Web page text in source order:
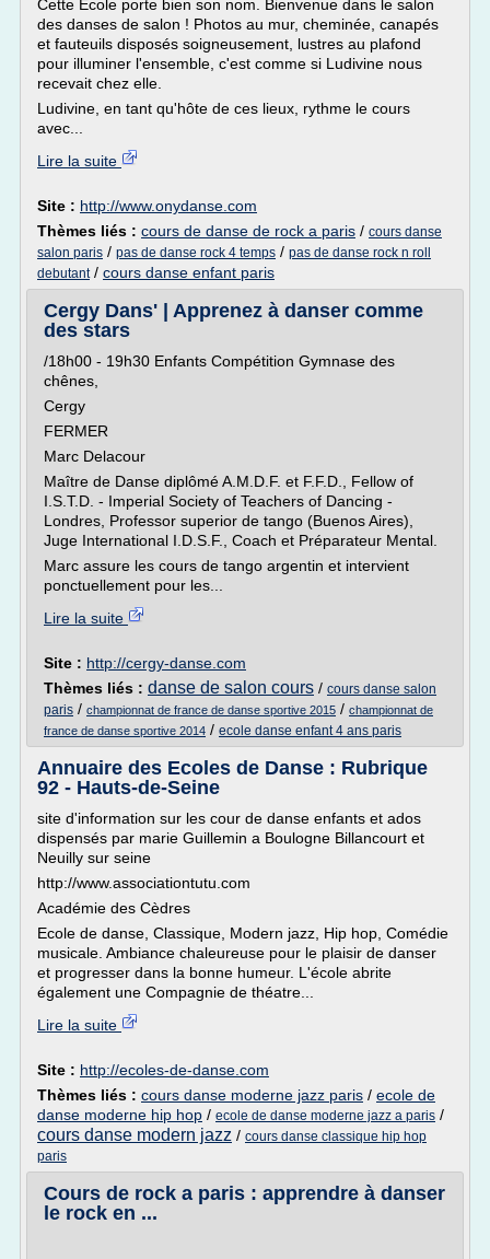
Cette Ecole porte bien son nom. Bienvenue dans le salon
des danses de salon ! Photos au mur, cheminée, canapés
et fauteuils disposés soigneusement, lustres au plafond
pour illuminer l'ensemble, c'est comme si Ludivine nous
recevait chez elle.
Ludivine, en tant qu'hôte de ces lieux, rythme le cours
avec...
Lire la suite
Site : http://www.onydanse.com
Thèmes liés : cours de danse de rock a paris / cours danse
salon paris / pas de danse rock 4 temps / pas de danse rock n roll
debutant/ cours danse enfant paris
Cergy Dans' | Apprenez à danser comme
des stars
/18h00 - 19h30 Enfants Compétition Gymnase des
chênes,
Cergy
FERMER
Marc Delacour
Maître de Danse diplômé A.M.D.F. et F.F.D., Fellow of
I.S.T.D. - Imperial Society of Teachers of Dancing -
Londres, Professor superior de tango (Buenos Aires),
Juge International I.D.S.F., Coach et Préparateur Mental.
Marc assure les cours de tango argentin et intervient
ponctuellement pour les...
Lire la suite
Site : http://cergy-danse.com
Thèmes liés : danse de salon cours / cours danse salon
paris / championnat de france de danse sportive 2015 / championnat de
france de danse sportive 2014 / ecole danse enfant 4 ans paris
Annuaire des Ecoles de Danse : Rubrique
92 - Hauts-de-Seine
site d'information sur les cour de danse enfants et ados
dispensés par marie Guillemin a Boulogne Billancourt et
Neuilly sur seine
http://www.associationtutu.com
Académie des Cèdres
Ecole de danse, Classique, Modern jazz, Hip hop, Comédie
musicale. Ambiance chaleureuse pour le plaisir de danser
et progresser dans la bonne humeur. L'école abrite
également une Compagnie de théatre...
Lire la suite
Site : http://ecoles-de-danse.com
Thèmes liés : cours danse moderne jazz paris / ecole de
danse moderne hip hop / ecole de danse moderne jazz a paris /
cours danse modern jazz / cours danse classique hip hop
paris
Cours de rock a paris : apprendre à danser
le rock en ...